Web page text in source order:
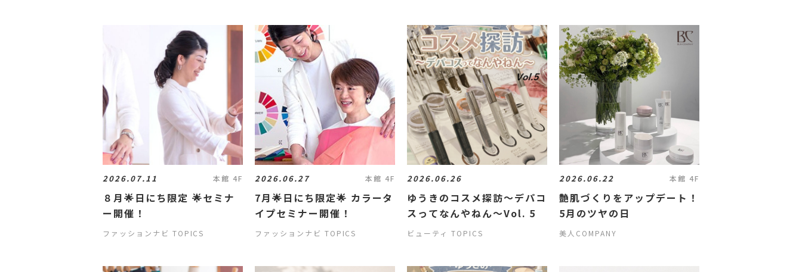
2026.07.11 本館 4F
８月🌟日にち限定 🌟セミナ
ー開催！
ファッションナビ TOPICS
2026.06.27 本館 4F
7月🌟日にち限定🌟 カラータ
イプセミナー開催！
ファッションナビ TOPICS
2026.06.26
ゆうきのコスメ探訪～デパコ
スってなんやねん～Vol. 5
ビューティ TOPICS
2026.06.22 本館 4F
艶肌づくりをアップデート！
5月のツヤの日
美人COMPANY